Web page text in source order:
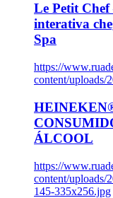
Le Petit Chef
interativa
Spa
https://
content/uploads/
ÁLCOOL
https://
content/uploads/
145-335x256.jpg